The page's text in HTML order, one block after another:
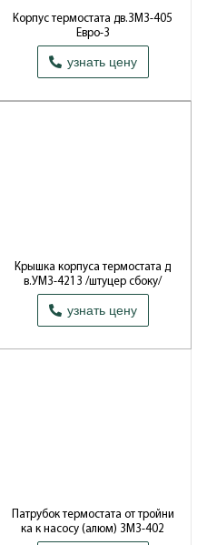
Корпус термостата дв.ЗМЗ-405
Евро-3
узнать цену
Крышка корпуса термостата д
в.УМЗ-4213 /штуцер сбоку/
моторы
узнать цену
Патрубок термостата от тройни
ка к насосу (алюм) ЗМЗ-402